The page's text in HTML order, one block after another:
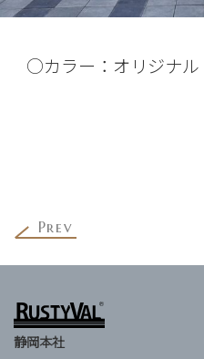
○カラー：オリジナル
Prev
静岡本社